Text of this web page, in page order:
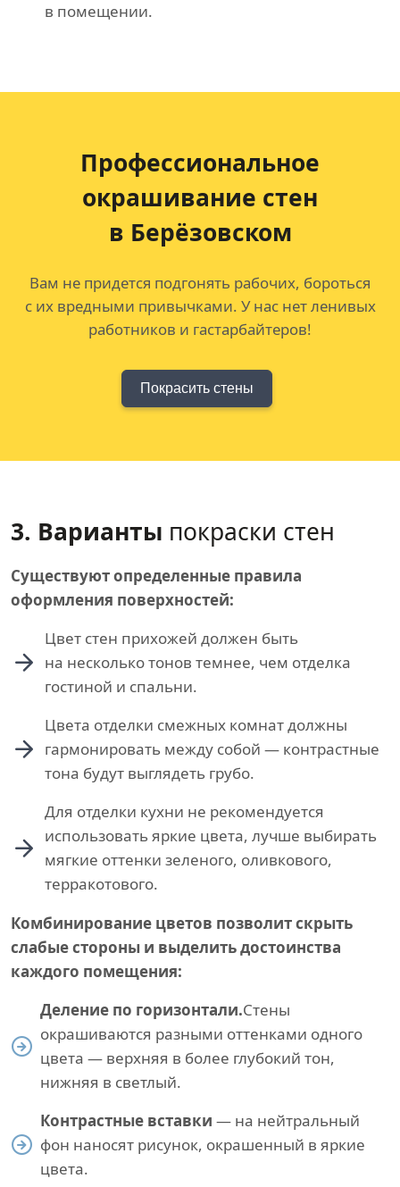
в помещении.
Профессиональное
окрашивание стен
в Берёзовском
Вам не придется подгонять рабочих, бороться
с их вредными привычками. У нас нет ленивых
работников и гастарбайтеров!
Покрасить стены
3. Варианты покраски стен
Существуют определенные правила
оформления поверхностей:
Цвет стен прихожей должен быть
на несколько тонов темнее, чем отделка
гостиной и спальни.
Цвета отделки смежных комнат должны
гармонировать между собой — контрастные
тона будут выглядеть грубо.
Для отделки кухни не рекомендуется
использовать яркие цвета, лучше выбирать
мягкие оттенки зеленого, оливкового,
терракотового.
Комбинирование цветов позволит скрыть
слабые стороны и выделить достоинства
каждого помещения:
Деление по горизонтали.Стены
окрашиваются разными оттенками одного
цвета — верхняя в более глубокий тон,
нижняя в светлый.
Контрастные вставки — на нейтральный
фон наносят рисунок, окрашенный в яркие
цвета.